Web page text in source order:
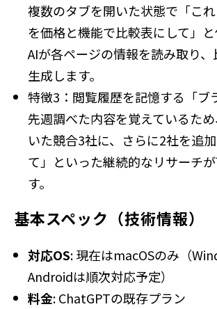
複数のタブを開いた状態で「こ
を価格と機能で比較表にして」と
AIが各ページの情報を読み取り
生成します。
特徴3：閲覧履歴を記憶する「ブ
先週調べた内容を覚えているた
いた競合3社に、さらに2社を追
て」といった継続的なリサーチ
す。
基本スペック（技術情報）
対応OS: 現在はmacOSのみ（
Androidは順次対応予定）
料金: ChatGPTの既存プラン